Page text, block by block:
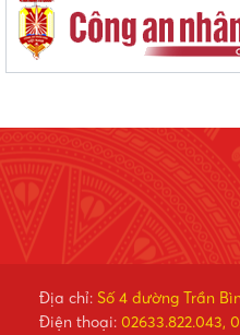
Địa chỉ: Số 4 đường Trần
Điện thoại: 02633.822.043,